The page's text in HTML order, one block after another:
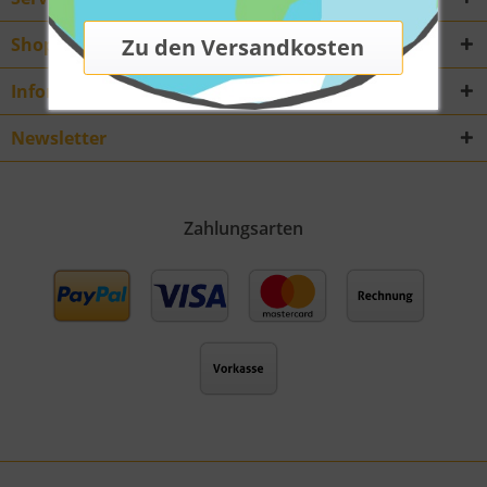
Shop Service
Informationen
Newsletter
Zahlungsarten